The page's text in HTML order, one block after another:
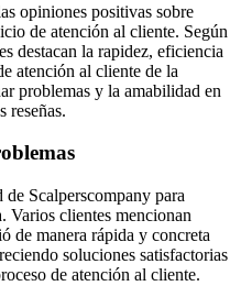
opiniones positivas sobre
de atención al cliente. Según
destacan la rapidez, eficiencia
atención al cliente de la
problemas y la amabilidad en
reseñas.
de Scalperscompany para
Varios clientes mencionan
de manera rápida y concreta
soluciones satisfactorias
de atención al cliente.